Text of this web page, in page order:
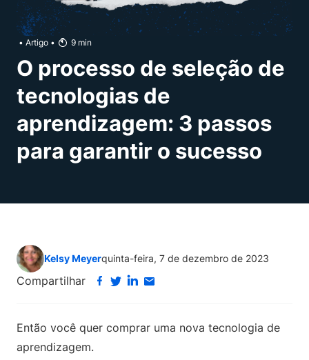
• Artigo • 9 min
O processo de seleção de
tecnologias de
aprendizagem: 3 passos
para garantir o sucesso
Kelsy Meyerquinta-feira, 7 de dezembro de 2023
Compartilhar
Então você quer comprar uma nova tecnologia de
aprendizagem.